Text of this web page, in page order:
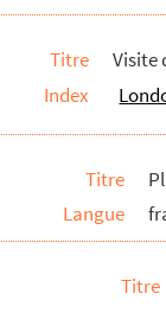
Titre
Visite
Index
Titre
Langue
Titre